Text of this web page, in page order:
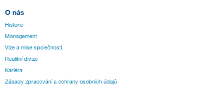
O nás
Historie
Management
Vize a mise společnosti
Realitní divize
Kariéra
Zásady zpracování a ochrany osobních údajů